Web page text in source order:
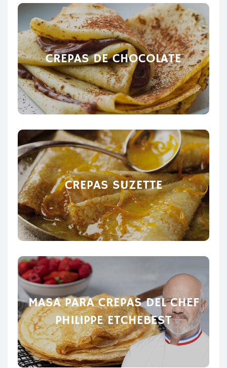
CREPAS DE CHOCOLATE
CREPAS SUZETTE
MASA PARA CREPAS DEL CHEF
PHILIPPE ETCHEBEST